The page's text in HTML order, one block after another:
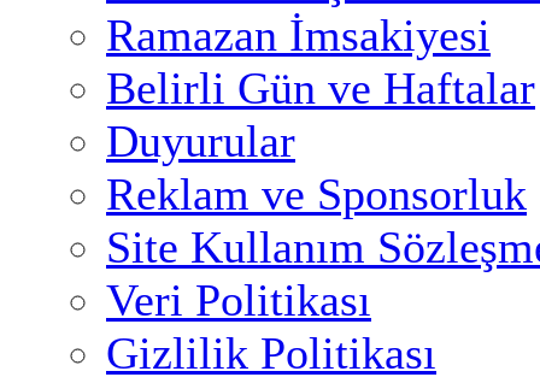
Ramazan İmsakiyesi
Belirli Gün ve Haftalar
Duyurular
Reklam ve Sponsorluk
Site Kullanım
Veri Politikası
Gizlilik Politikası